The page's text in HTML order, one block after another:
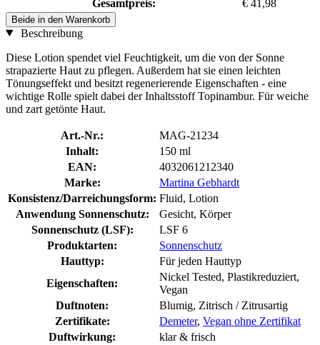
Gesamtpreis:
€ 41,98
Beide in den Warenkorb
Beschreibung
Diese Lotion spendet viel Feuchtigkeit, um die von der Sonne
strapazierte Haut zu pflegen. Außerdem hat sie einen leichten
Tönungseffekt und besitzt regenerierende Eigenschaften - eine
wichtige Rolle spielt dabei der Inhaltsstoff Topinambur. Für weiche
und zart getönte Haut.
Art.-Nr.:
MAG-21234
Inhalt:
150 ml
EAN:
4032061212340
Marke:
Martina Gebhardt
Konsistenz/Darreichungsform: Fluid, Lotion
Anwendung Sonnenschutz:
Gesicht, Körper
Sonnenschutz (LSF):
LSF 6
Produktarten:
Sonnenschutz
Hauttyp:
Für jeden Hauttyp
Eigenschaften:
Nickel Tested, Plastikreduziert,
Vegan
Duftnoten:
Blumig, Zitrisch / Zitrusartig
Zertifikate:
Demeter, Vegan ohne Zertifikat
Duftwirkung:
klar & frisch